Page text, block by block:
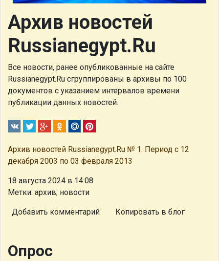
Архив новостей
Russianegypt.Ru
Все новости, ранее опубликованные на сайте
Russianegypt.Ru сгруппированы в архивы по 100
документов с указанием интервалов времени
публикации данных новостей.
Архив новостей Russianegypt.Ru № 1. Период с 12
декабря 2003 по 03 февраля 2013
18 августа 2024 в 14:08
Метки: архив; новости
Добавить комментарий Копировать в блог
Опрос